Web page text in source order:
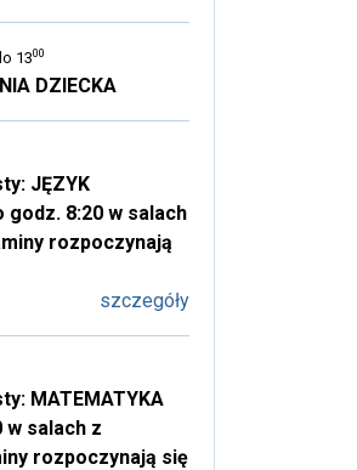
1300
DZIECKA
JĘZYK
godz. 8:20 w salach
rozpoczynają
szczegóły
MATEMATYKA
w salach z
rozpoczynają się